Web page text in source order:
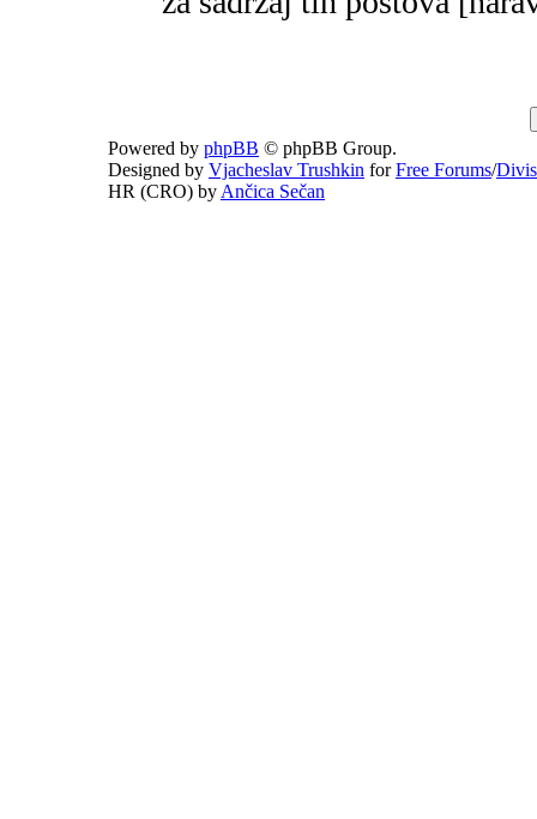
Powered by phpBB © phpBB Group.
Designed by Vjacheslav Trushkin forFree Forums/
HR (CRO) by Ančica Sečan